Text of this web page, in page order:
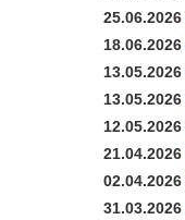
25.06.2026
18.06.2026
13.05.2026
13.05.2026
12.05.2026
21.04.2026
02.04.2026
31.03.2026